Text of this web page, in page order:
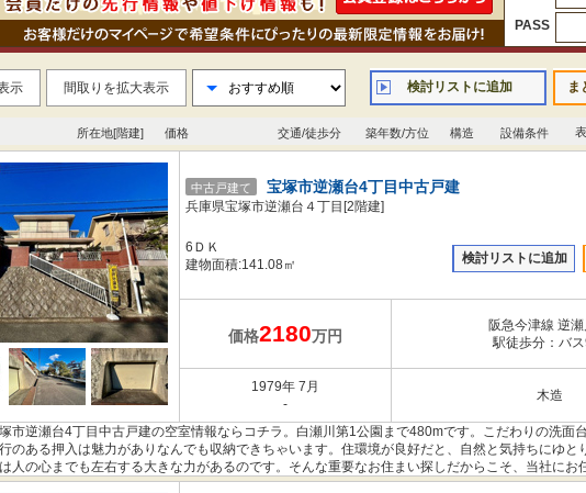
PASS
示 間取りを拡大表示 検討リストに追加 ま
所在地[階建] 価格 交通/徒歩分 築年数/方位 構造 設備条件
中古戸建て 宝塚市逆瀬台4丁目中古戸建
兵庫県宝塚市逆瀬台４丁目[2階建]
6ＤＫ
建物面積:141.08㎡
検討リストに追加
価格2180万円
阪急今津線 逆瀬
駅徒歩分：バ
1979年 7月
-
木造
市逆瀬台4丁目中古戸建の空室情報ならコチラ。白瀬川第1公園まで480mです。こだわりの洗面
のある押入は魅力がありなんでも収納できちゃいます。住環境が良好だと、自然と気持ちにゆと
人の心までも左右する大きな力があるのです。そんな重要なお住まい探しだからこそ、当社にお
ください。